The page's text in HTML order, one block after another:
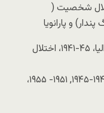
شخصیت (
و پارانویا
جان کرتین: چهاردهمین نخست وزیراسترالیا، ۴۵-۱۹۴۱، اختلال
وینستون چرچیل: نخست وزیر انگلستان۱۹۴۰-۱۹۴۵, ۱۹۵۱- ۱۹۵۵،